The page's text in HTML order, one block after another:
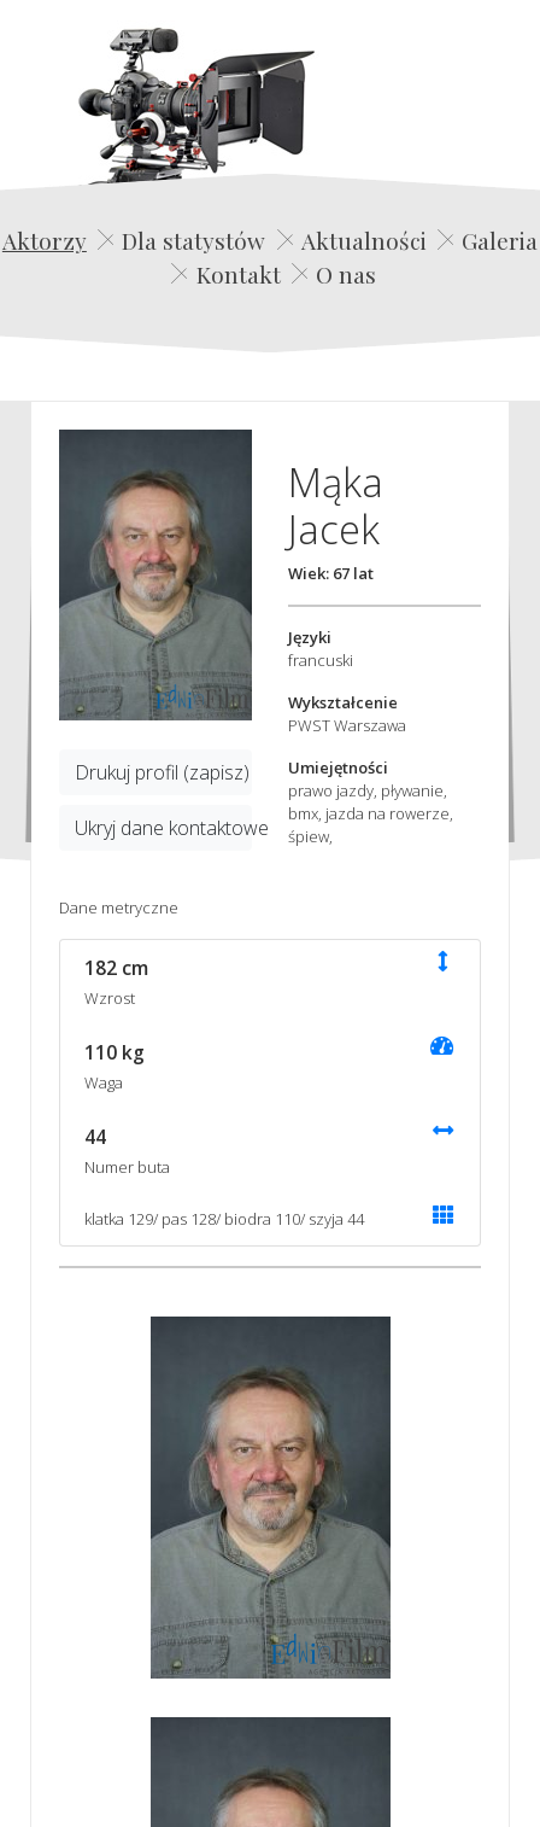
Edwin Film Agencja Aktorska
Aktorzy Dla statystów Aktualności
Galeria
Kontakt
O nas
Drukuj profil (zapisz)
Ukryj dane kontaktowe
Mąka
Jacek
Wiek: 67 lat
Języki
francuski
Wykształcenie
PWST Warszawa
Umiejętności
prawo jazdy, pływanie,
bmx, jazda na rowerze,
śpiew,
Dane metryczne
182 cm
Wzrost
110 kg
Waga
44
Numer buta
klatka 129/ pas 128/ biodra 110/ szyja 44